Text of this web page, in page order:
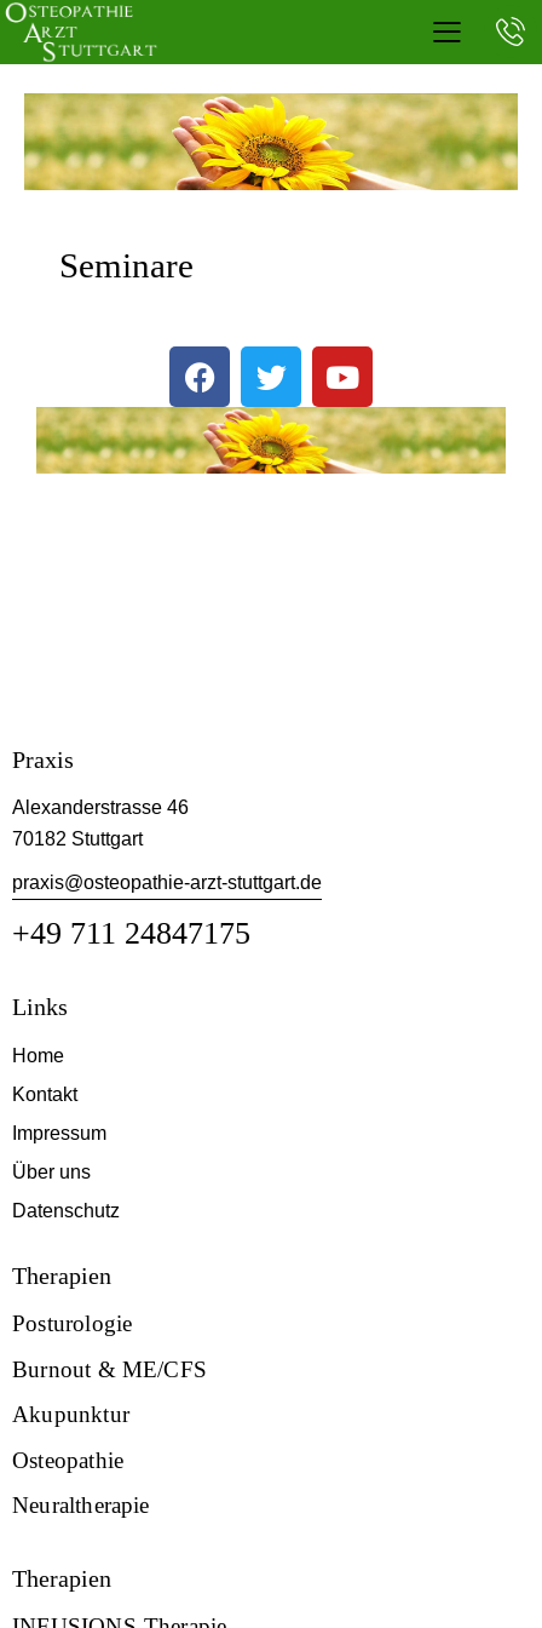
Seminare
Praxis
Alexanderstrasse 46
70182 Stuttgart
praxis@osteopathie-arzt-stuttgart.de
+49 711 24847175
Links
Home
Kontakt
Impressum
Über uns
Datenschutz
Therapien
Posturologie
Burnout & ME/CFS
Akupunktur
Osteopathie
Neuraltherapie
Therapien